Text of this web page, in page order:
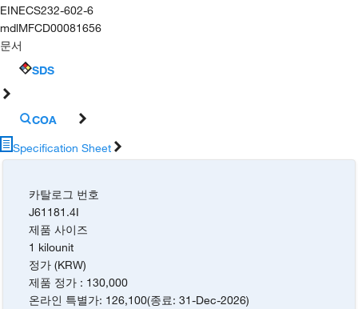
EINECS232-602-6
mdlMFCD00081656
문서
SDS
COA
Specification Sheet
카탈로그 번호
J61181.4I
제품 사이즈
1 kilounit
정가 (KRW)
제품 정가 : 130,000
온라인 특별가: 126,100(종료:31-Dec-2026)